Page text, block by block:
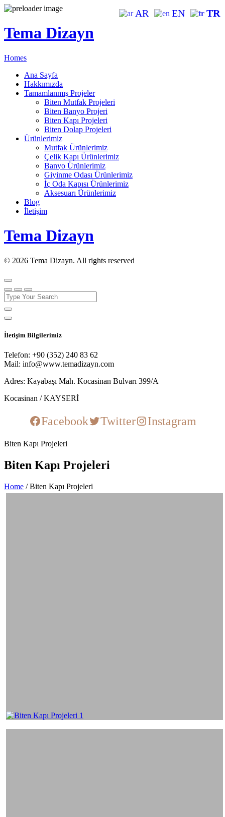
Tema Dizayn
Homes
Ana Sayfa
Hakkımızda
Tamamlanmış Projeler
Biten Mutfak Projeleri
Biten Banyo Projeri
Biten Kapı Projeleri
Biten Dolap Projeleri
Ürünlerimiz
Mutfak Ürünlerimiz
Çelik Kapı Ürünlerimiz
Banyo Ürünlerimiz
Giyinme Odası Ürünlerimiz
İç Oda Kapısı Ürünlerimiz
Aksesuarı Ürünlerimiz
Blog
İletişim
Tema Dizayn
© 2026 Tema Dizayn. All rights reserved
İletişim Bilgilerimiz
Telefon: +90 (352) 240 83 62
Mail: info@www.temadizayn.com
Adres: Kayabaşı Mah. Kocasinan Bulvarı 399/A
Kocasinan / KAYSERİ
Facebook Twitter Instagram
Biten Kapı Projeleri
Biten Kapı Projeleri
Home /Biten Kapı Projeleri
AR EN TR